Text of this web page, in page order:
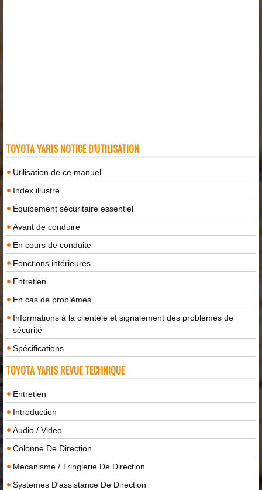
TOYOTA YARIS NOTICE D'UTILISATION
Utilisation de ce manuel
Index illustré
Équipement sécuritaire essentiel
Avant de conduire
En cours de conduite
Fonctions intérieures
Entretien
En cas de problèmes
Informations à la clientèle et signalement des problèmes de
sécurité
Spécifications
TOYOTA YARIS REVUE TECHNIQUE
Entretien
Introduction
Audio / Video
Colonne De Direction
Mecanisme / Tringlerie De Direction
Systemes D'assistance De Direction